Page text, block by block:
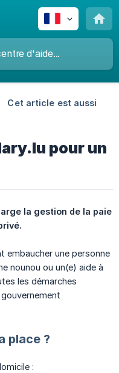
Cet article est aussi
pour un
la gestion de la paie
embaucher une personne
nounou ou un(e) aide à
les démarches
place ?
: